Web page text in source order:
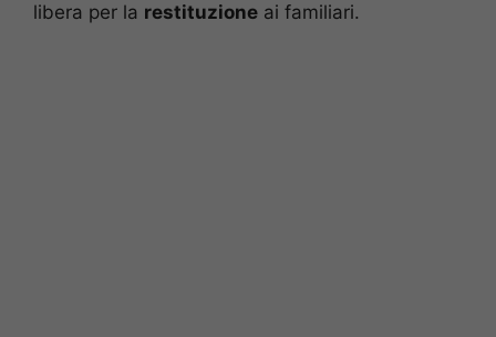
libera per la restituzione ai familiari.